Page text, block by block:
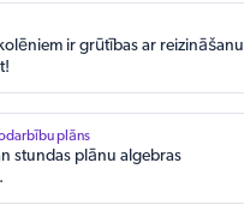
ir grūtības ar reizināšanu
plāns
stundas plānu algebras